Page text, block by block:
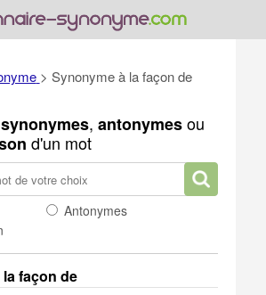
> Synonyme à la façon de
synonymes, antonymesou
d'un mot
Antonymes
façon de